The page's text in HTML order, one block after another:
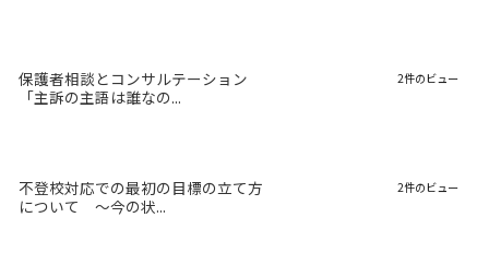
保護者相談とコンサルテーション
「主訴の主語は誰なの...
2件のビュー
不登校対応での最初の目標の立て方
について 〜今の状...
2件のビュー